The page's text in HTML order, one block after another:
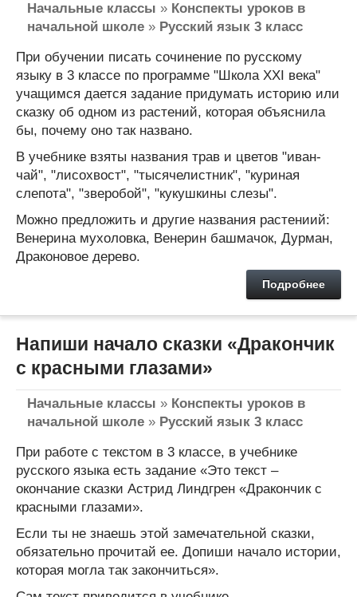
Начальные классы » Конспекты уроков в
начальной школе » Русский язык 3 класс
При обучении писать сочинение по русскому
языку в 3 классе по программе "Школа XXI века"
учащимся дается задание придумать историю или
сказку об одном из растений, которая объяснила
бы, почему оно так названо.
В учебнике взяты названия трав и цветов "иван-
чай", "лисохвост", "тысячелистник", "куриная
слепота", "зверобой", "кукушкины слезы".
Можно предложить и другие названия растениий:
Венерина мухоловка, Венерин башмачок, Дурман,
Драконовое дерево.
Подробнее
Напиши начало сказки «Дракончик
с красными глазами»
Начальные классы » Конспекты уроков в
начальной школе » Русский язык 3 класс
При работе с текстом в 3 классе, в учебнике
русского языка есть задание «Это текст –
окончание сказки Астрид Линдгрен «Дракончик с
красными глазами».
Если ты не знаешь этой замечательной сказки,
обязательно прочитай ее. Допиши начало истории,
которая могла так закончиться».